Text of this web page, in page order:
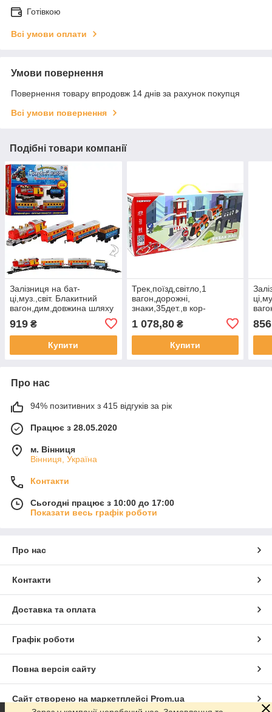
Готівкою
Всі умови оплати
Умови повернення
Повернення товару впродовж 14 днів за рахунок покупця
Всі умови повернення
Подібні товари компанії
Залізниця на бат-
ці,муз.,світ. Блакитний
вагон,дим,довжина шляху
380см,в кор-ці,47х33х7см
№7017/615(12)
919 ₴
Купити
Трек,поїзд,світло,1
вагон,дорожні,
знаки,35дет.,в кор-
№7731A(12)
1 078,80₴
Купити
Про нас
94% позитивних з 415 відгуків за рік
Працює з 28.05.2020
м. Вінниця
Вінниця, Україна
Контакти
Сьогодні працює з 10:00 до 17:00
Показати весь графік роботи
Про нас
Контакти
Доставка та оплата
Графік роботи
Повна версія сайту
Сайт створено на маркетплейсі Prom.ua